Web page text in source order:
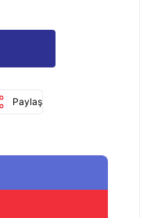
Paylaş